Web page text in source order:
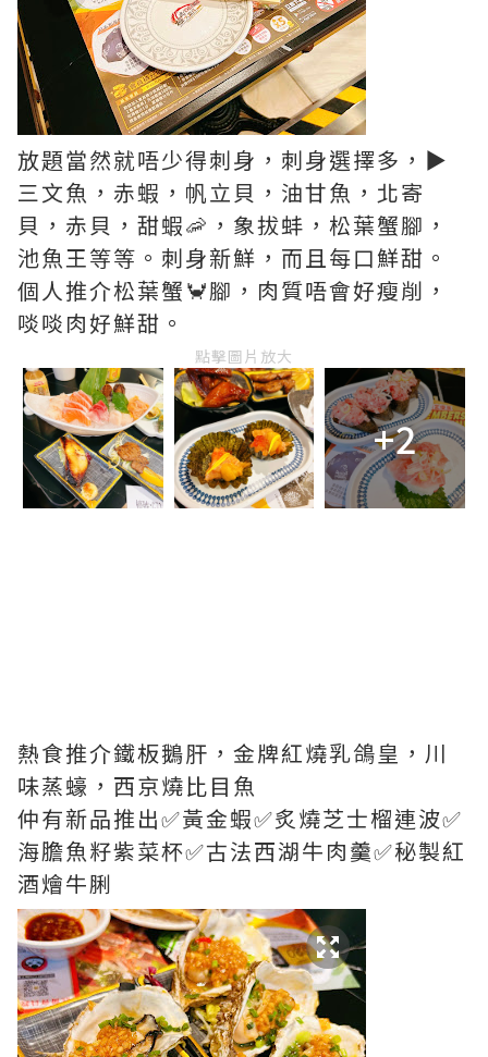
放題當然就唔少得刺身，刺身選擇多，▶️
三文魚，赤蝦，帆立貝，油甘魚，北寄
貝，赤貝，甜蝦🦐，象拔蚌，松葉蟹腳，
池魚王等等。刺身新鮮，而且每口鮮甜。
個人推介松葉蟹🦀腳，肉質唔會好瘦削，
啖啖肉好鮮甜。
點擊圖片放大
+2
熱食推介鐵板鵝肝，金牌紅燒乳鴿皇，川
味蒸蠔，西京燒比目魚
仲有新品推出✅黃金蝦✅炙燒芝士榴連波✅
海膽魚籽紫菜杯✅古法西湖牛肉羹✅秘製紅
酒燴牛脷